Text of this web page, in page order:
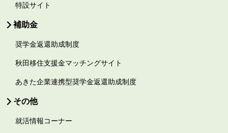
特設サイト
補助金
奨学金返還助成制度
秋田移住支援金マッチングサイト
あきた企業連携型奨学金返還助成制度
その他
就活情報コーナー